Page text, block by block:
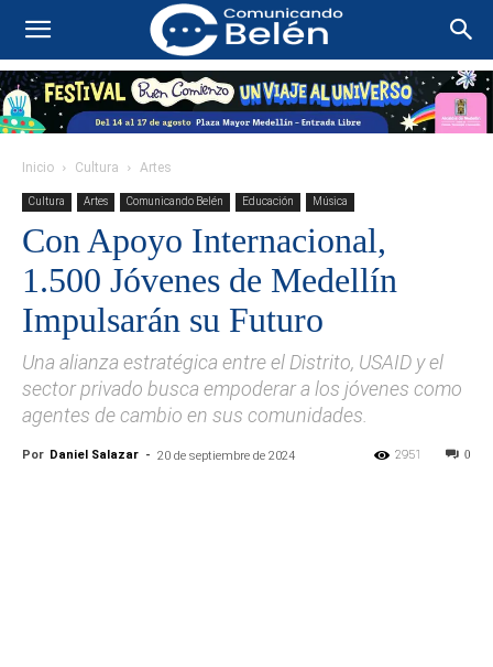
Inicio Cultura Artes
Cultura Artes Comunicando Belén Educación Música
Con Apoyo Internacional,
1.500 Jóvenes de Medellín
Impulsarán su Futuro
Una alianza estratégica entre el Distrito, USAID y el
sector privado busca empoderar a los jóvenes como
agentes de cambio en sus comunidades.
Por Daniel Salazar - 20 de septiembre de 2024 0
2951